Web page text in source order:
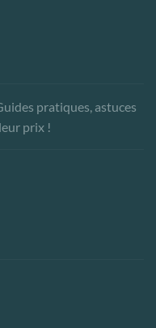
pratiques, astuces
prix !